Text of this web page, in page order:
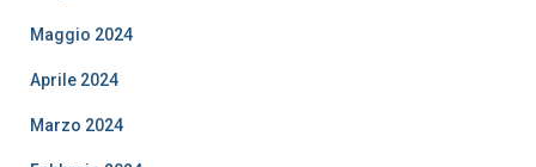
Maggio 2024
Aprile 2024
Marzo 2024